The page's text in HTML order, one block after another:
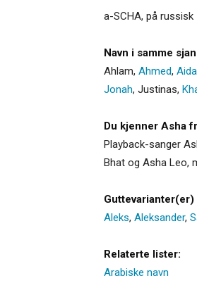
a-SCHA, på russisk
Navn i samme
Ahlam, Ahmed, Aida
Jonah, Justinas,
Du kjenner Asha
Playback-sanger
Bhat og Asha Leo,
Guttevarianter(er)
Aleks, Aleksander,
Relaterte lister:
Arabiske navn